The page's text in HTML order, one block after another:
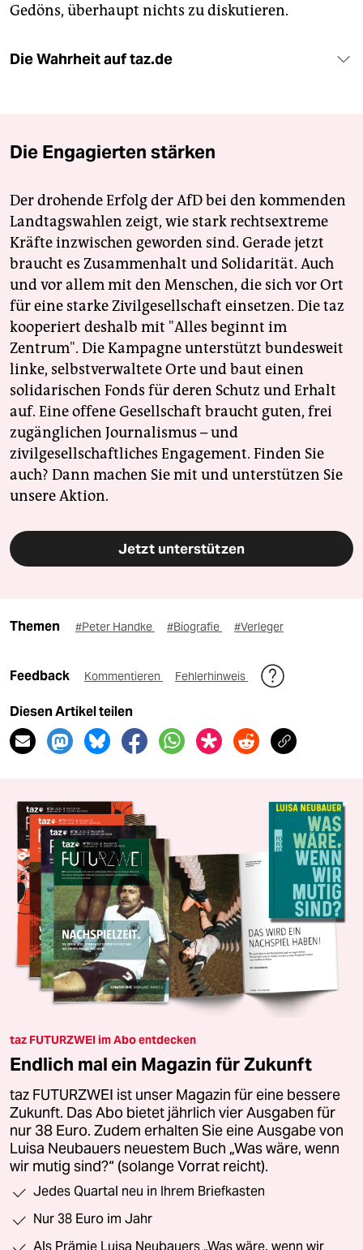
Gedöns, überhaupt nichts zu diskutieren.
Die Wahrheit auf taz.de
Die Engagierten stärken
Der drohende Erfolg der AfD bei den kommenden
Landtagswahlen zeigt, wie stark rechtsextreme
Kräfte inzwischen geworden sind. Gerade jetzt
braucht es Zusammenhalt und Solidarität. Auch
und vor allem mit den Menschen, die sich vor Ort
für eine starke Zivilgesellschaft einsetzen. Die taz
kooperiert deshalb mit "Alles beginnt im
Zentrum". Die Kampagne unterstützt bundesweit
linke, selbstverwaltete Orte und baut einen
solidarischen Fonds für deren Schutz und Erhalt
auf. Eine offene Gesellschaft braucht guten, frei
zugänglichen Journalismus – und
zivilgesellschaftliches Engagement. Finden Sie
auch? Dann machen Sie mit und unterstützen Sie
unsere Aktion.
Jetzt unterstützen
Themen #Peter Handke #Biografie #Verleger
Feedback Kommentieren Fehlerhinweis
Diesen Artikel teilen
taz FUTURZWEI im Abo entdecken
Endlich mal ein Magazin für Zukunft
taz FUTURZWEI ist unser Magazin für eine bessere
Zukunft. Das Abo bietet jährlich vier Ausgaben für
nur 38 Euro. Zudem erhalten Sie eine Ausgabe von
Luisa Neubauers neuestem Buch „Was wäre, wenn
wir mutig sind?“ (solange Vorrat reicht).
Jedes Quartal neu in Ihrem Briefkasten
Nur 38 Euro im Jahr
Als Prämie Luisa Neubauers „Was wäre, wenn wir